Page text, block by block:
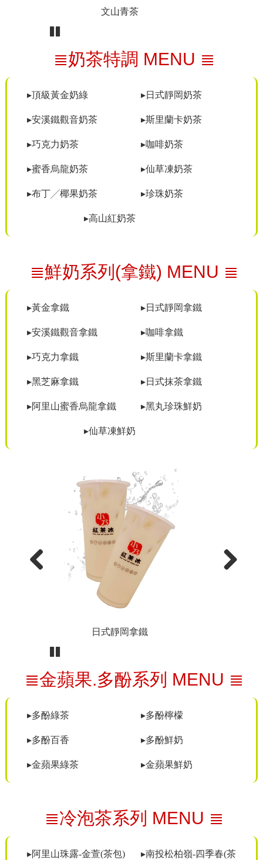
文山青茶
≣奶茶特調 MENU ≣
▸頂級黃金奶綠 ▸日式靜岡奶茶
▸安溪鐵觀音奶茶 ▸斯里蘭卡奶茶
▸巧克力奶茶 ▸咖啡奶茶
▸蜜香烏龍奶茶 ▸仙草凍奶茶
▸布丁╱椰果奶茶 ▸珍珠奶茶
▸高山紅奶茶
≣鮮奶系列(拿鐵) MENU ≣
▸黃金拿鐵 ▸日式靜岡拿鐵
▸安溪鐵觀音拿鐵 ▸咖啡拿鐵
▸巧克力拿鐵 ▸斯里蘭卡拿鐵
▸黑芝麻拿鐵 ▸日式抹茶拿鐵
▸阿里山蜜香烏龍拿鐵 ▸黑丸珍珠鮮奶
▸仙草凍鮮奶
日式靜岡拿鐵
≣金蘋果.多酚系列 MENU ≣
▸多酚綠茶 ▸多酚檸檬
▸多酚百香 ▸多酚鮮奶
▸金蘋果綠茶 ▸金蘋果鮮奶
≣冷泡茶系列 MENU ≣
▸阿里山珠露-金萱(茶包)
▸南投松柏嶺-四季春(茶